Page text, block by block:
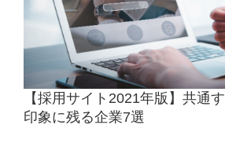
【採用サイト2021年版】共通
印象に残る企業7選